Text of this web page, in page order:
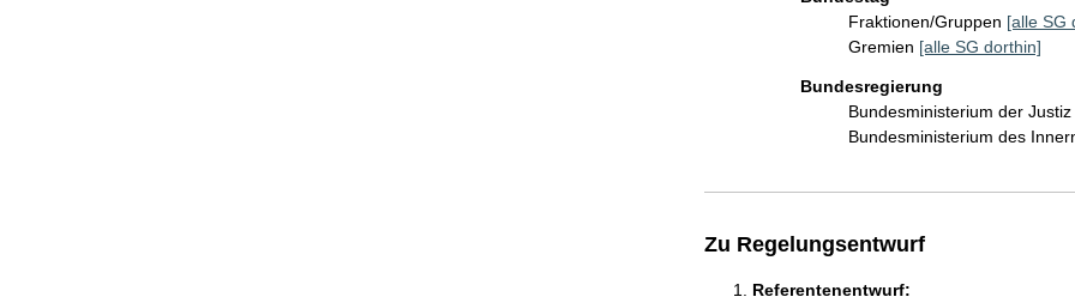
Fraktionen/Gruppen [alle SG
Gremien [alle SG dorthin]
Bundesregierung
Bundesministerium der
Bundesministerium des
Zu Regelungsentwurf
Referentenentwurf: